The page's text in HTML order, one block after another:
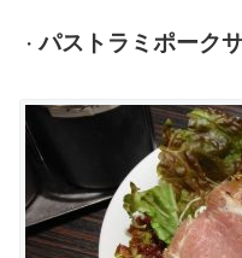
・パストラミポーク